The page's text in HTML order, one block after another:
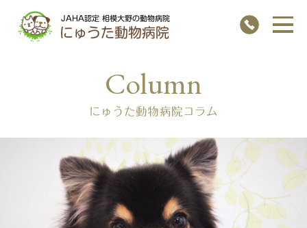
JAHA認定 相模大野の動物病院
にゅうた動物病院
にゅうた動物病院コラム